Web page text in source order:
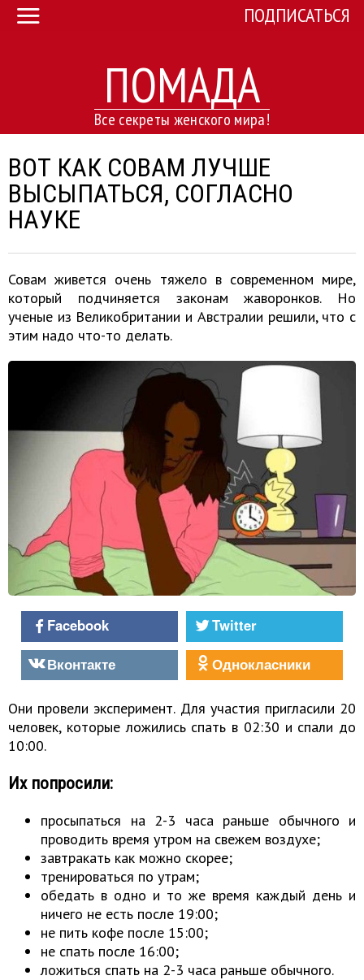
ПОМАДА
Все секреты женского мира!
ПОДПИСАТЬСЯ
ВОТ КАК СОВАМ ЛУЧШЕ
ВЫСЫПАТЬСЯ, СОГЛАСНО
НАУКЕ
Совам живется очень тяжело в современном мире,
который подчиняется законам жаворонков. Но
ученые из Великобритании и Австралии решили, что с
этим надо что-то делать.
Facebook
Twitter
Вконтакте
Однокласники
Они провели эксперимент. Для участия пригласили 20
человек, которые ложились спать в 02:30 и спали до
10:00.
Их попросили:
просыпаться на 2-3 часа раньше обычного и
проводить время утром на свежем воздухе;
завтракать как можно скорее;
тренироваться по утрам;
обедать в одно и то же время каждый день и
ничего не есть после 19:00;
не пить кофе после 15:00;
не спать после 16:00;
ложиться спать на 2-3 часа раньше обычного.